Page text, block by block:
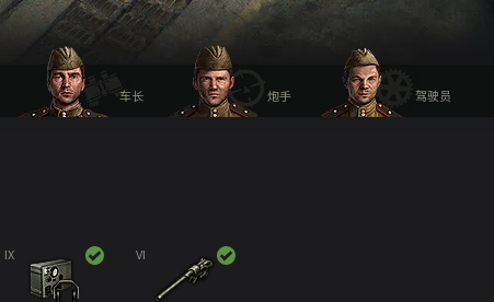
车长 炮手 驾驶员
IX VI